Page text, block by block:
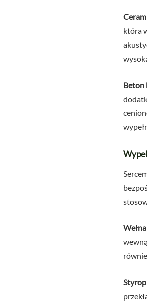
która
Beton